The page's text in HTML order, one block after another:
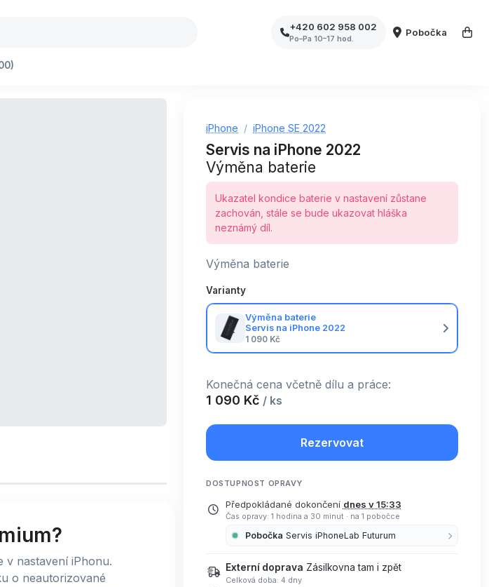
+420 602 958 002
Po–Pa 10–17 hod.
Pobočka
v nastavení iPhonu.
o neautorizované
iPhone iPhone SE 2022
Servis na iPhone 2022
Výměna baterie
Ukazatel kondice baterie v nastavení zůstane
zachován, stále se bude ukazovat hláška
neznámý díl.
Výměna baterie
Varianty
Výměna baterie
Servis na iPhone 2022
1 090 Kč
Konečná cena včetně dílu a práce:
1 090 Kč / ks
Rezervovat
DOSTUPNOST OPRAVY
Předpokládané dokončení dnes v 15:33
Čas opravy: 1 hodina a 30 minut · na 1 pobočce
Pobočka Servis iPhoneLab Futurum
Externí doprava Zásilkovna tam i zpět
Celková doba: 4 dny